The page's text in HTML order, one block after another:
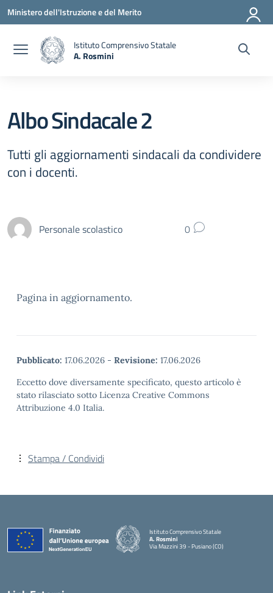
Vai ai contenuti
Vai al menu di navigazione
Vai al footer
Ministero dell'Istruzione e del Merito
Istituto Comprensivo Statale
A. Rosmini
Albo Sindacale 2
Tutti gli aggiornamenti sindacali da condividere
con i docenti.
Personale scolastico 0
Pagina in aggiornamento.
Pubblicato: 17.06.2026 - Revisione: 17.06.2026
Eccetto dove diversamente specificato, questo articolo è
stato rilasciato sotto Licenza Creative Commons
Attribuzione 4.0 Italia.
Stampa / Condividi
Istituto Comprensivo Statale
A. Rosmini
Via Mazzini 39 - Pusiano (CO)